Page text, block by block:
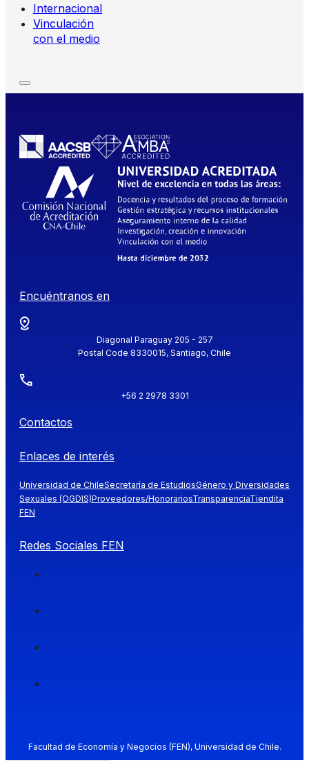
Internacional
Vinculación
con el medio
Encuéntranos en
Diagonal Paraguay 205 - 257
Postal Code 8330015, Santiago, Chile
+56 2 2978 3301
Contactos
Enlaces de interés
Universidad de ChileSecretaría de EstudiosGénero y Diversidades
Sexuales (OGDIS)Proveedores/HonorariosTransparenciaTiendita
FEN
Redes Sociales FEN
Facultad de Economía y Negocios (FEN), Universidad de Chile.